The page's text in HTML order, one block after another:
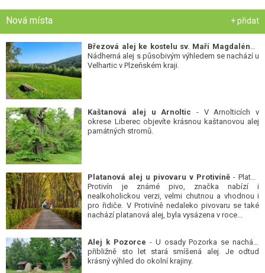
Nová místa + přidat
Březová alej ke kostelu sv. Maří Magdalény-
Nádherná alej s působivým výhledem se nachází u
Velhartic v Plzeňském kraji.
Kaštanová alej u Arnoltic - V Arnolticích v
okrese Liberec objevíte krásnou kaštanovou alej
památných stromů.
Platanová alej u pivovaru v Protivíně - Platan
Protivín je známé pivo, značka nabízí i
nealkoholickou verzi, velmi chutnou a vhodnou i
pro řidiče. V Protivíně nedaleko pivovaru se také
nachází platanová alej, byla vysázena v roce...
Alej k Pozorce - U osady Pozorka se nachází
přibližně sto let stará smíšená alej. Je odtud
krásný výhled do okolní krajiny.